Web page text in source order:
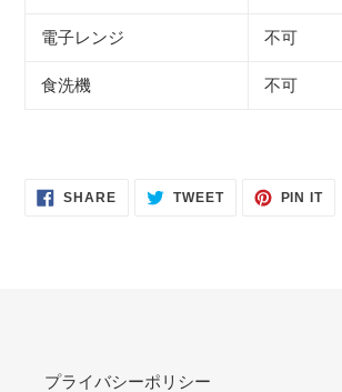
電子レンジ 不可
食洗機 不可
SHARESHARE TWEETTWEET
PIN ITPIN
プライバシーポリシー